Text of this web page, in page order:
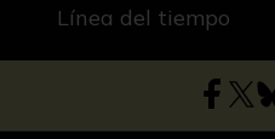
Línea del tiempo